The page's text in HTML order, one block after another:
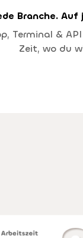
Branche.
Terminal &
Zeit, wo du